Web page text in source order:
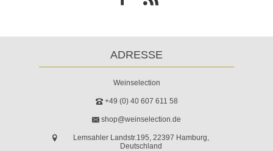
ADRESSE
Weinselection
+49 (0) 40 607 611 58
shop@weinselection.de
Lemsahler Landstr.195, 22397 Hamburg,
Deutschland